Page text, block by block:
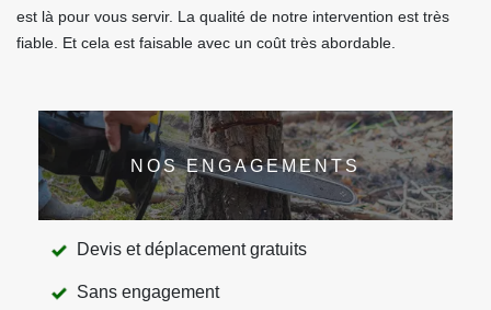
est là pour vous servir. La qualité de notre intervention est très
fiable. Et cela est faisable avec un coût très abordable.
NOS ENGAGEMENTS
Devis et déplacement gratuits
Sans engagement